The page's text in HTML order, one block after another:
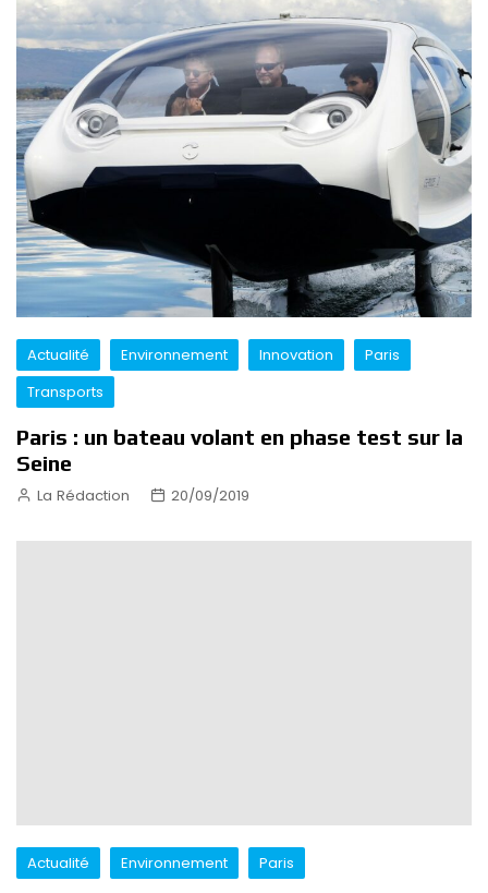
Actualité Environnement Innovation
Paris
Transports
Paris : un bateau volant en phase test sur la
Seine
La Rédaction 20/09/2019
Actualité Environnement Paris